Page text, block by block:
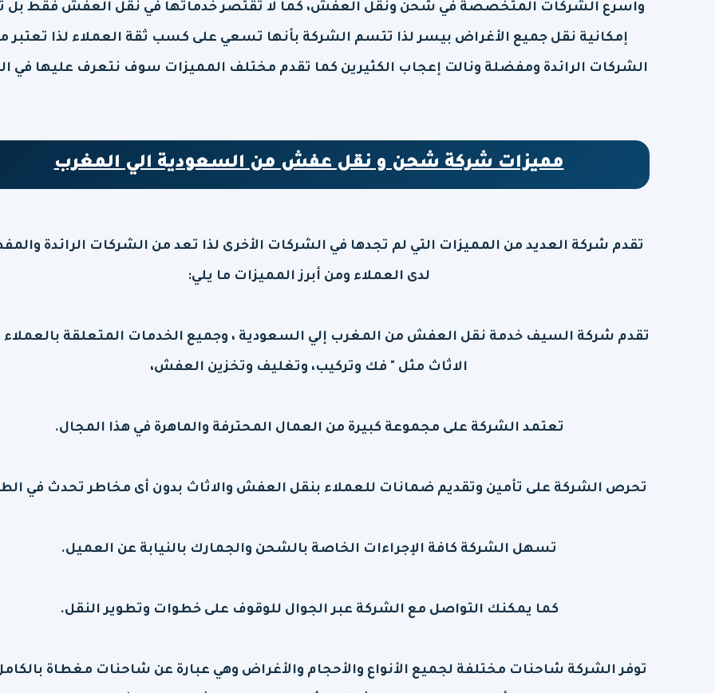
واسرع الشركات المتخصصة في شحن ونقل العفش، كما لا تقتصر خدماتها في نقل العفش فقط بل
إمكانية نقل جميع الأغراض بيسر لذا تتسم الشركة بأنها تسعي على كسب ثقة العملاء لذا تعتبر
الشركات الرائدة ومفضلة ونالت إعجاب الكثيرين كما تقدم مختلف المميزات سوف نتعرف عليها في
مميزات شركة شحن و نقل عفش من السعودية الي المغرب
تقدم شركة العديد من المميزات التي لم تجدها في الشركات الأخرى لذا تعد من الشركات الرائدة
لدى العملاء ومن أبرز المميزات ما يلي:
تقدم شركة السيف خدمة نقل العفش من المغرب إلي السعودية ، وجميع الخدمات المتعلقة بالعملاء
الاثاث مثل " فك وتركيب، وتغليف وتخزين العفش،
تعتمد الشركة على مجموعة كبيرة من العمال المحترفة والماهرة في هذا المجال.
تحرص الشركة على تأمين وتقديم ضمانات للعملاء بنقل العفش والاثاث بدون أى مخاطر تحدث في
تسهل الشركة كافة الإجراءات الخاصة بالشحن والجمارك بالنيابة عن العميل.
كما يمكنك التواصل مع الشركة عبر الجوال للوقوف على خطوات وتطوير النقل.
توفر الشركة شاحنات مختلفة لجميع الأنواع والأحجام والأغراض وهي عبارة عن شاحنات مغطاة